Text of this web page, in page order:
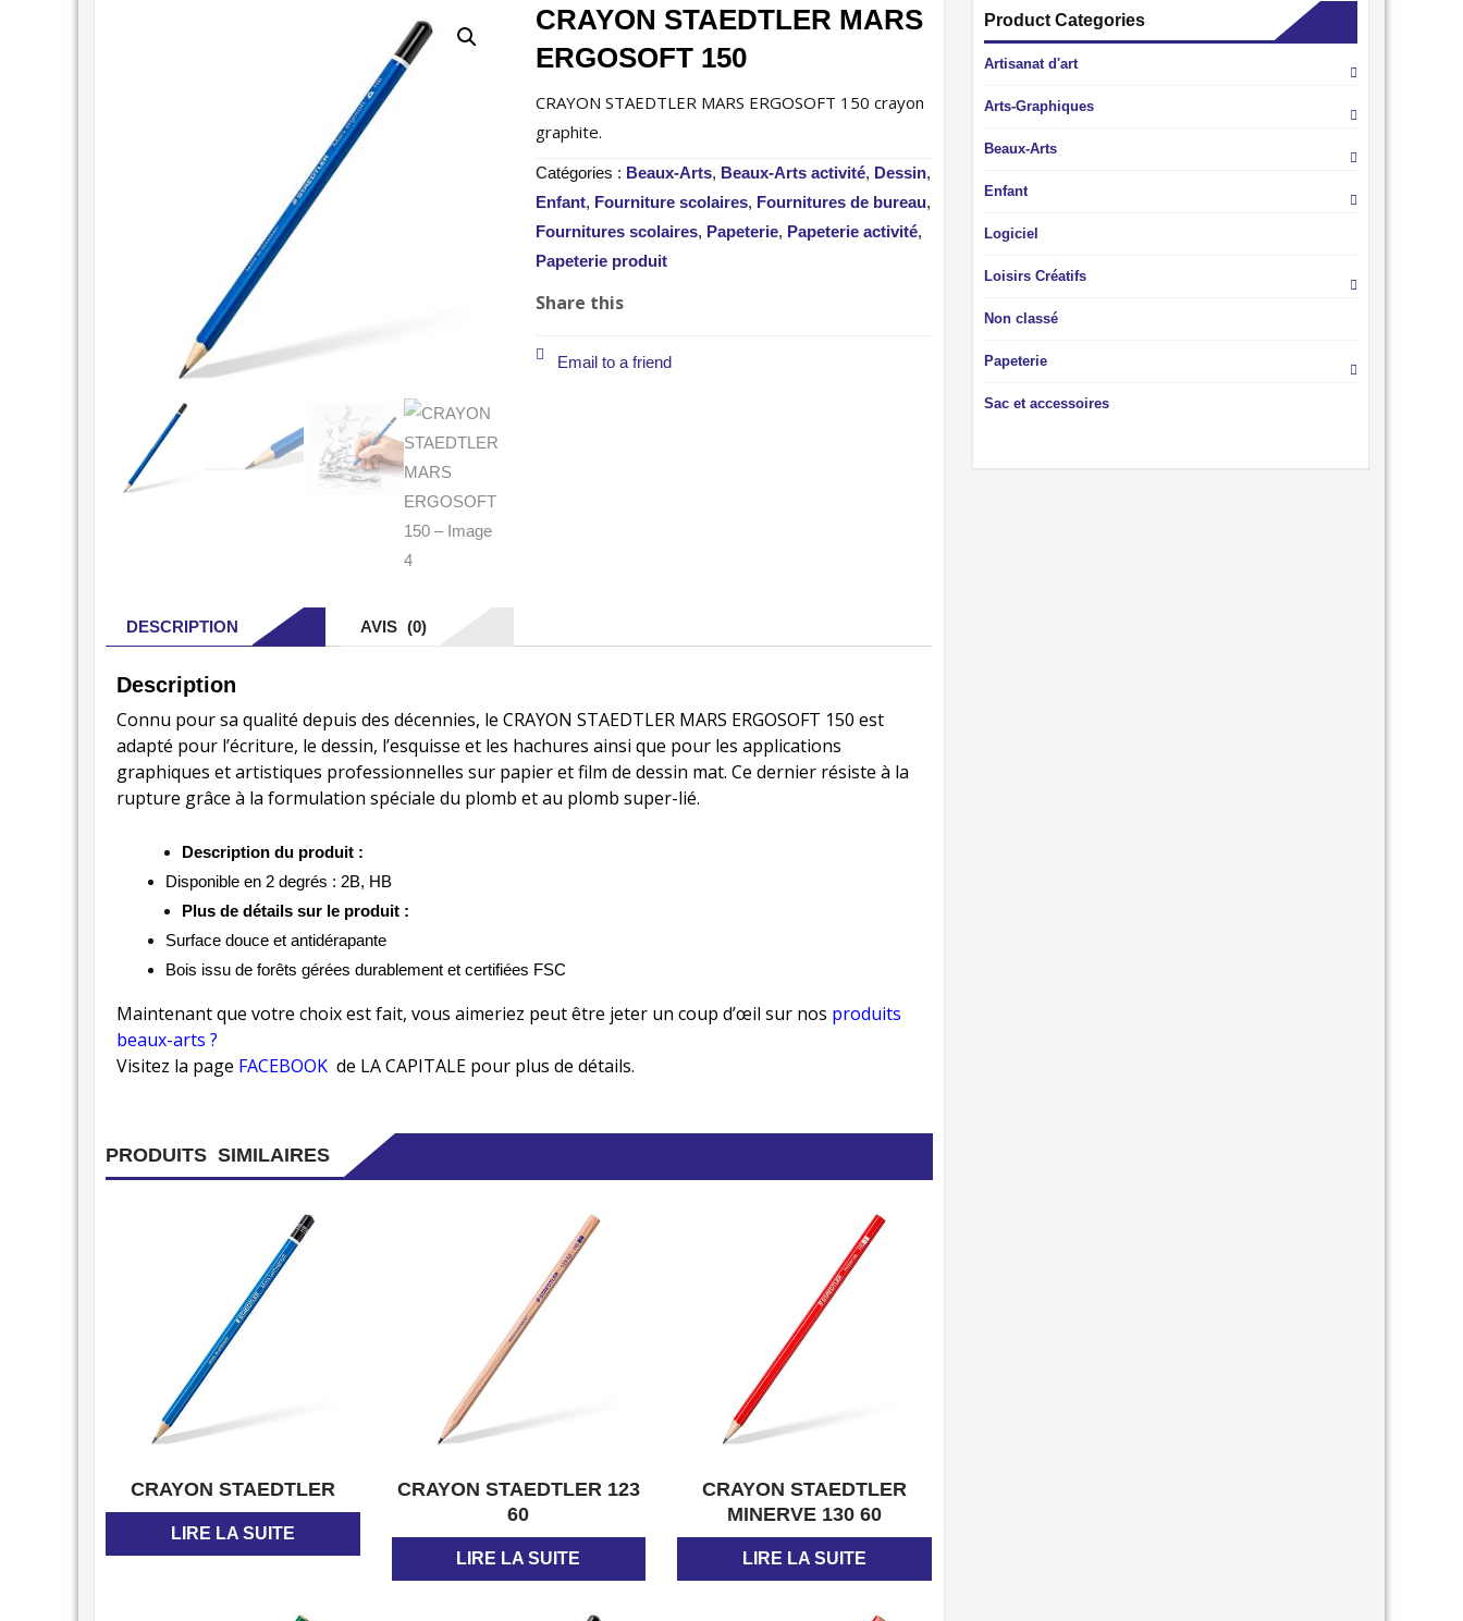
CRAYON STAEDTLER MARS
ERGOSOFT 150
CRAYON STAEDTLER MARS ERGOSOFT 150 crayon
graphite.
Catégories : Beaux-Arts, Beaux-Arts activité, Dessin,
Enfant, Fourniture scolaires, Fournitures de bureau,
Fournitures scolaires, Papeterie, Papeterie activité,
Papeterie produit
Share this
Email to a friend
DESCRIPTION AVIS (0)
Description
Connu pour sa qualité depuis des décennies, le CRAYON STAEDTLER MARS ERGOSOFT 150 est
adapté pour l’écriture, le dessin, l’esquisse et les hachures ainsi que pour les applications
graphiques et artistiques professionnelles sur papier et film de dessin mat. Ce dernier résiste à la
rupture grâce à la formulation spéciale du plomb et au plomb super-lié.
Description du produit :
Disponible en 2 degrés : 2B, HB
Plus de détails sur le produit :
Surface douce et antidérapante
Bois issu de forêts gérées durablement et certifiées FSC
Maintenant que votre choix est fait, vous aimeriez peut être jeter un coup d’œil sur nos produits
beaux-arts ?
Visitez la page FACEBOOK de LA CAPITALE pour plus de détails.
PRODUITS SIMILAIRES
CRAYON STAEDTLER
LIRE LA SUITE
CRAYON STAEDTLER 123
60
LIRE LA SUITE
CRAYON STAEDTLER
MINERVE 130 60
LIRE LA SUITE
Product Categories
Artisanat d'art
Arts-Graphiques
Beaux-Arts
Enfant
Logiciel
Loisirs Créatifs
Non classé
Papeterie
Sac et accessoires